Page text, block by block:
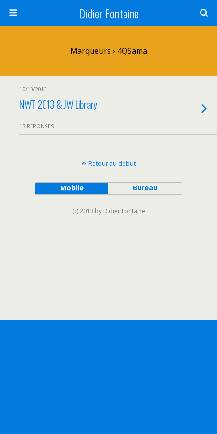
Didier Fontaine
Marqueurs › 4QSama
10/10/2013
NWT 2013 & JW Library
13 RÉPONSES
Retour au début
Mobile Bureau
(c) 2013 by Didier Fontaine